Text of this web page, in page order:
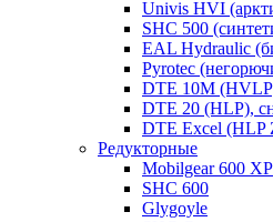
Univis HVI
SHC 500
EAL Hydraulic
Pyrotec
DTE 10M
DTE 20 (HLP),
DTE Excel (HLP
Редукторные
Mobilgear 600 XP
SHC 600
Glygoyle